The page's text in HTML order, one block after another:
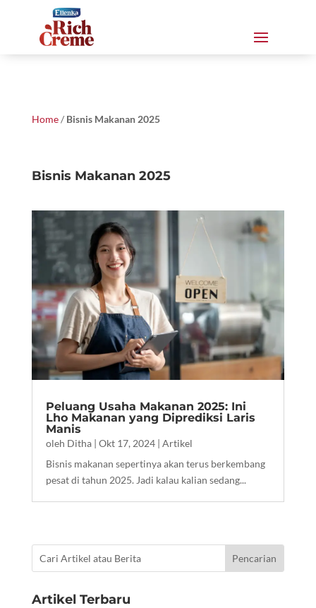
Home/ Bisnis Makanan 2025
Bisnis Makanan 2025
Peluang Usaha Makanan 2025: Ini
Lho Makanan yang Diprediksi Laris
Manis
oleh Ditha| Okt 17, 2024| Artikel
Bisnis makanan sepertinya akan terus berkembang
pesat di tahun 2025. Jadi kalau kalian sedang...
Artikel Terbaru